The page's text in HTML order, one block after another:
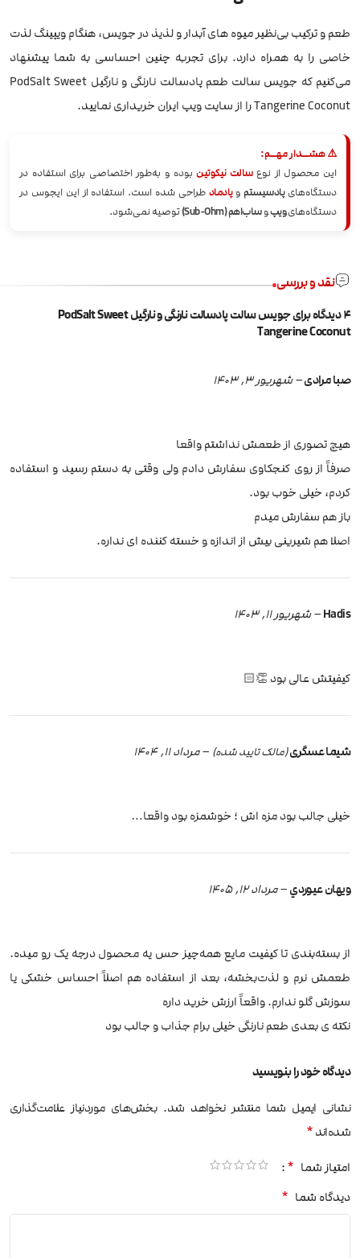
طعم و ترکیب بی‌نظیر میوه های آبدار و لذیذ در جویس، هنگام ویپینگ لذت
خاصی را به همراه دارد. برای تجربه چنین احساسی به شما پیشنهاد
می‌کنیم که جویس سالت طعم پادسالت نارنگی و نارگیل PodSalt Sweet
Tangerine Coconut را از سایت ویپ ایران خریداری نمایید.
⚠️ هشــدار مهــم:
این محصول از نوعسالت نیکوتینبوده و به‌طور اختصاصی برای استفاده در
دستگاه‌هایپادسیستموپادماد طراحی شده است. استفاده از این ایجوس در
دستگاه‌هایویپوساب‌اهم (Sub-Ohm) توصیه نمی‌شود.
نقد و بررسی
4 دیدگاه برای
جویس سالت پادسالت نارنگی و نارگیل PodSalt Sweet
Tangerine Coconut
صبا مرادی– شهریور 3, 1403
هیچ تصوری از طعمش نداشتم واقعا
صرفاً از روی کنجکاوی سفارش دادم ولی وقتی به دستم رسید و استفاده
کردم، خیلی خوب بود.
باز هم سفارش میدم
اصلا هم شیرینی بیش از اندازه و خسته کننده ای نداره.
Hadis
–شهریور 11, 1403
کیفیتش عالی بود 👏🏻
شیما عسگری(مالک تایید شده) –مرداد 11, 1404
خیلی جالب بود مزه اش ؛ خوشمزه بود واقعا…
ويهان عيوردي–مرداد 12, 1405
از بسته‌بندی تا کیفیت مایع همه‌چیز حس یه محصول درجه یک رو میده.
طعمش نرم و لذت‌بخشه، بعد از استفاده هم اصلاً احساس خشکی یا
سوزش گلو ندارم. واقعاً ارزش خرید داره
نکته ی بعدی طعم نارنگی خیلی برام جذاب و جالب بود
دیدگاه خود را بنویسید
نشانی ایمیل شما منتشر نخواهد شد. بخش‌های موردنیاز علامت‌گذاری
شده‌اند*
امتیاز شما *
دیدگاه شما *